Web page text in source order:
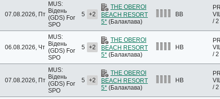
07.08.2026, Пт
MUS:
Відень
(GDS) For
SPO
5 +2
THE OBEROI
BEACH RESORT
5* (Балаклава)
BB
/
06.08.2026, Чт
MUS:
Відень
(GDS) For
SPO
5 +2
THE OBEROI
BEACH RESORT
5* (Балаклава)
HB
/
07.08.2026, Пт
MUS:
Відень
(GDS) For
SPO
5 +2
THE OBEROI
BEACH RESORT
5* (Балаклава)
HB
/